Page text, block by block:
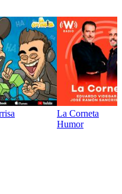
La Corneta
Humor